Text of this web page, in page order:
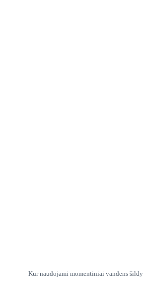
Kur naudojami momentiniai vandens